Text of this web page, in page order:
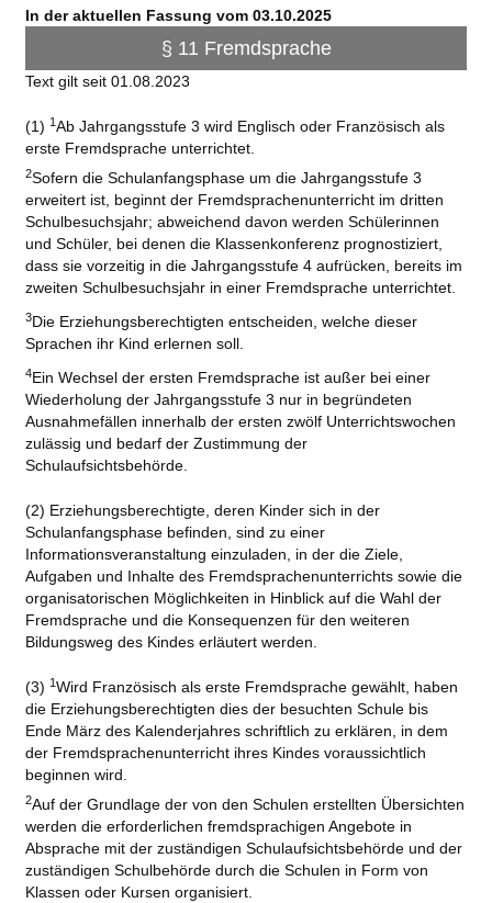
In der aktuellen Fassung vom 03.10.2025
§ 11 Fremdsprache
Text gilt seit 01.08.2023
(1) 1Ab Jahrgangsstufe 3 wird Englisch oder Französisch als
erste Fremdsprache unterrichtet.
2Sofern die Schulanfangsphase um die Jahrgangsstufe 3
erweitert ist, beginnt der Fremdsprachenunterricht im dritten
Schulbesuchsjahr; abweichend davon werden Schülerinnen
und Schüler, bei denen die Klassenkonferenz prognostiziert,
dass sie vorzeitig in die Jahrgangsstufe 4 aufrücken, bereits im
zweiten Schulbesuchsjahr in einer Fremdsprache unterrichtet.
3Die Erziehungsberechtigten entscheiden, welche dieser
Sprachen ihr Kind erlernen soll.
4Ein Wechsel der ersten Fremdsprache ist außer bei einer
Wiederholung der Jahrgangsstufe 3 nur in begründeten
Ausnahmefällen innerhalb der ersten zwölf Unterrichtswochen
zulässig und bedarf der Zustimmung der
Schulaufsichtsbehörde.
(2) Erziehungsberechtigte, deren Kinder sich in der
Schulanfangsphase befinden, sind zu einer
Informationsveranstaltung einzuladen, in der die Ziele,
Aufgaben und Inhalte des Fremdsprachenunterrichts sowie die
organisatorischen Möglichkeiten in Hinblick auf die Wahl der
Fremdsprache und die Konsequenzen für den weiteren
Bildungsweg des Kindes erläutert werden.
(3) 1Wird Französisch als erste Fremdsprache gewählt, haben
die Erziehungsberechtigten dies der besuchten Schule bis
Ende März des Kalenderjahres schriftlich zu erklären, in dem
der Fremdsprachenunterricht ihres Kindes voraussichtlich
beginnen wird.
2Auf der Grundlage der von den Schulen erstellten Übersichten
werden die erforderlichen fremdsprachigen Angebote in
Absprache mit der zuständigen Schulaufsichtsbehörde und der
zuständigen Schulbehörde durch die Schulen in Form von
Klassen oder Kursen organisiert.